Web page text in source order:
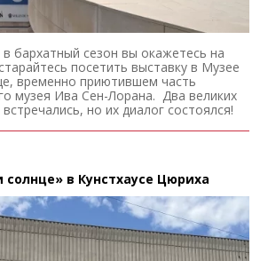
бархатный сезон вы окажетесь на
посетить выставку в Музее
временно приютившем часть
музея Ива Сен-Лорана. Два великих
но их диалог состоялся!
в Кунстхаусе Цюриха